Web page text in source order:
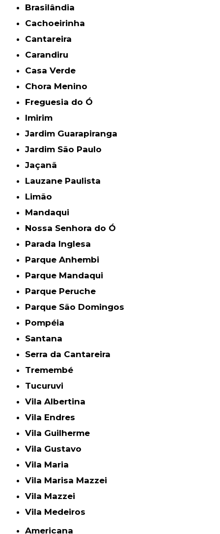
Brasilândia
Cachoeirinha
Cantareira
Carandiru
Casa Verde
Chora Menino
Freguesia do Ó
Imirim
Jardim Guarapiranga
Jardim São Paulo
Jaçanã
Lauzane Paulista
Limão
Mandaqui
Nossa Senhora do Ó
Parada Inglesa
Parque Anhembi
Parque Mandaqui
Parque Peruche
Parque São Domingos
Pompéia
Santana
Serra da Cantareira
Tremembé
Tucuruvi
Vila Albertina
Vila Endres
Vila Guilherme
Vila Gustavo
Vila Maria
Vila Marisa Mazzei
Vila Mazzei
Vila Medeiros
Americana